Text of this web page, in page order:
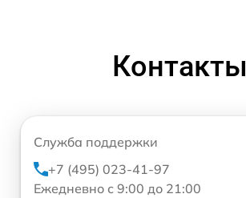
Контакты
Служба поддержки
+7 (495) 023-41-97
Ежедневно с 9:00 до 21:00